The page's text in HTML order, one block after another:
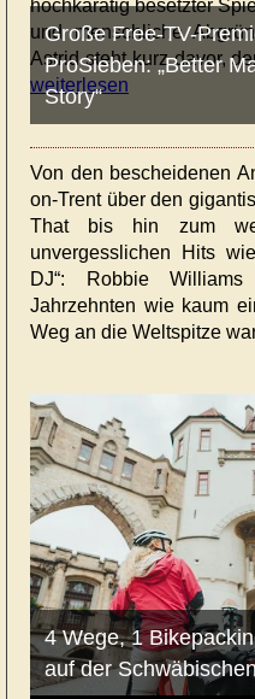
hochkarätig besetzter
und menschliche
Astrid steht kurz davor,
weiterlesen
Große Free-TV-
ProSieben: „Better
Story“
Von den bescheidenen
on-Trent über den
That bis hin zum
unvergesslichen Hits
DJ“: Robbie
Jahrzehnten wie kaum
Weg an die Weltspitze
4 Wege, 1
auf der